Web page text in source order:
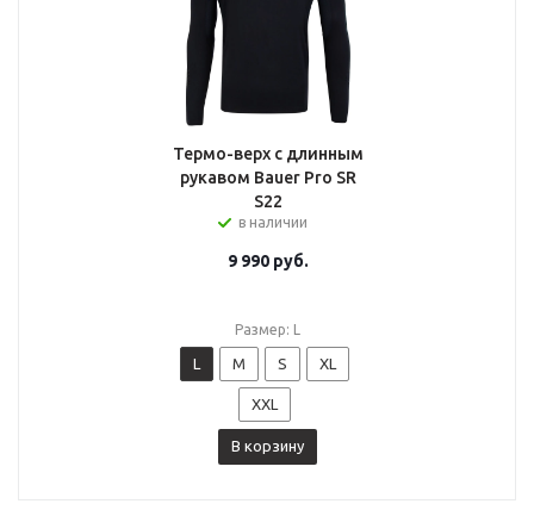
Термо-верх с длинным
рукавом Bauer Pro SR
S22
в наличии
9 990руб.
Размер: L
L M S XL
XXL
В корзину